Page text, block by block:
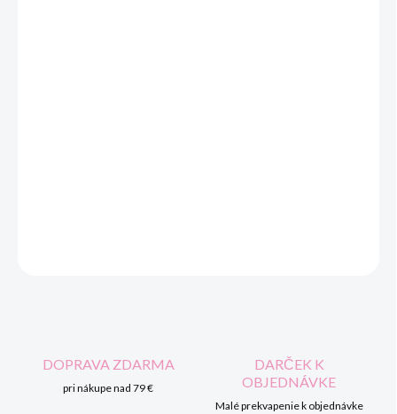
DOPRAVA ZDARMA
pri nákupe nad 79 €
DARČEK K
OBJEDNÁVKE
Malé prekvapenie k objednávke